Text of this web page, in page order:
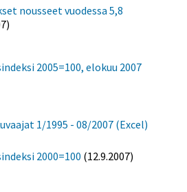
nousseet vuodessa 5,8
2005=100, elokuu 2007
1/1995 - 08/2007 (Excel)
2000=100 (12.9.2007)